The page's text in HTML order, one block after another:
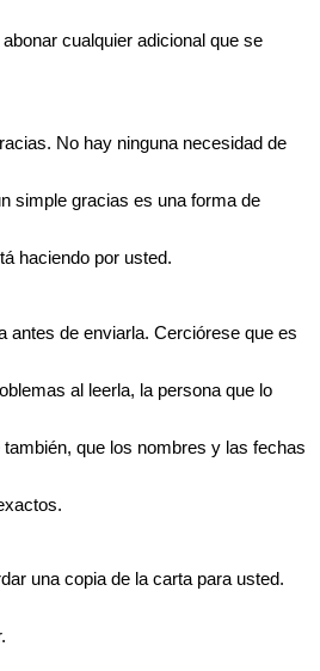
cualquier adicional que se
No hay ninguna necesidad de
simple gracias es una forma de
haciendo por usted.
antes de enviarla. Cerciórese que es
al leerla, la persona que lo
que los nombres y las fechas
una copia de la carta para usted.